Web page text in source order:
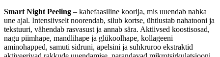
Smart Night Peeling – kahefaasiline koorija, mis uuendab nahka
une ajal. Intensiivselt noorendab, silub kortse, ühtlustab nahatooni ja
tekstuuri, vähendab rasvasust ja annab sära. Aktiivsed koostisosad,
nagu piimhape, mandlihape ja glükoolhape, kollageeni
aminohapped, samuti sidruni, apelsini ja suhkruroo ekstraktid